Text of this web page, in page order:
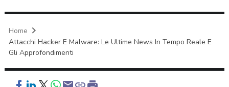
Home
Attacchi Hacker E Malware: Le Ultime News In Tempo Reale E
Gli Approfondimenti